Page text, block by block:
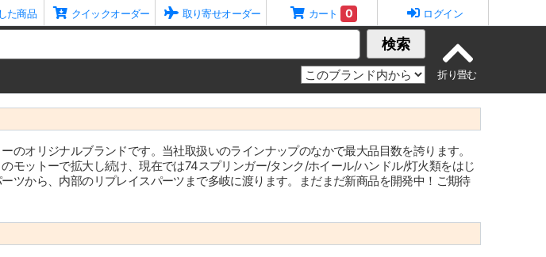
た商品 クイックオーダー 取り寄せオーダー カート 0 ログイン
検索
のオリジナルブランドです。当社取扱いのラインナップのなかで最大品目数を誇ります。
のモットーで拡大し続け、現在では74スプリンガー/タンク/ホイール/ハンドル/灯火類をはじ
ツから、内部のリプレイスパーツまで多岐に渡ります。まだまだ新商品を開発中！ご期待